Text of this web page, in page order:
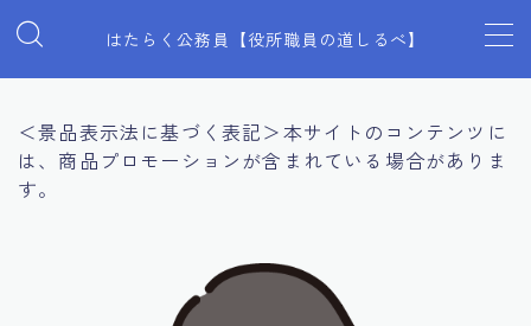
はたらく公務員【役所職員の道しるべ】
MENU
見た目全般
＜景品表示法に基づく表記＞本サイトのコンテンツに
は、商品プロモーションが含まれている場合がありま
す。